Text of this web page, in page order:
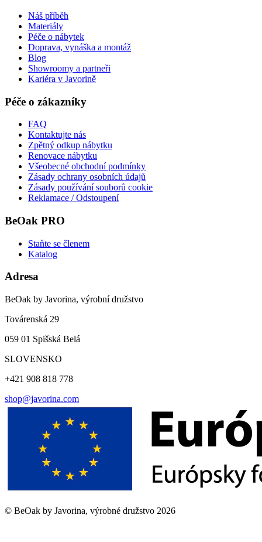
Náš příběh
Materiály
Péče o nábytek
Doprava, vynáška a montáž
Blog
Showroomy a partneři
Kariéra v Javorině
Péče o zákazníky
FAQ
Kontaktujte nás
Zpětný odkup nábytku
Renovace nábytku
Všeobecné obchodní podmínky
Zásady ochrany osobních údajů
Zásady používání souborů cookie
Reklamace / Odstoupení
BeOak PRO
Staňte se členem
Katalog
Adresa
BeOak by Javorina, výrobní družstvo
Továrenská 29
059 01 Spišská Belá
SLOVENSKO
+421 908 818 778
shop@javorina.com
© BeOak by Javorina, výrobné družstvo 2026